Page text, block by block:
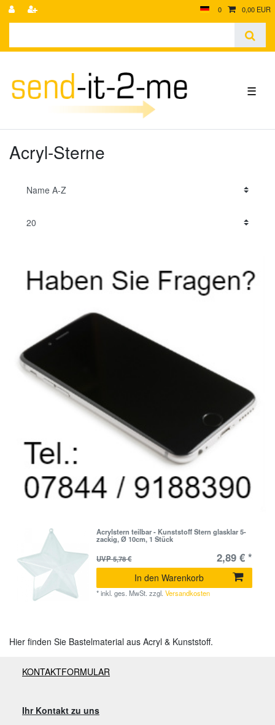
0 0,00 EUR
☰
Acryl-Sterne
Acrylstern teilbar - Kunststoff Stern glasklar 5-
zackig, Ø 10cm, 1 Stück
UVP 5,78 €
2,89 € *
In den Warenkorb
*inkl. ges. MwSt. zzgl.Versandkosten
Hier finden Sie Bastelmaterial aus Acryl & Kunststoff.
KONTAKTFORMULAR
Ihr Kontakt zu uns